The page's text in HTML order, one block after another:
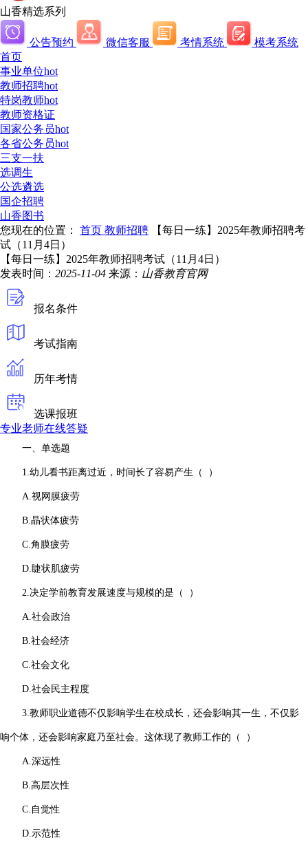
山香精选系列
公告预约 微信客服 考情系统
模考系统
首页
事业单位hot
教师招聘hot
特岗教师hot
教师资格证
国家公务员hot
各省公务员hot
三支一扶
选调生
公选遴选
国企招聘
山香图书
您现在的位置： 首页 教师招聘
【每日一练】2025年教师招聘考
试（11月4日）
【每日一练】2025年教师招聘考试（11月4日）
发表时间： 2025-11-04 来源： 山香教育官网
报名条件
考试指南
历年考情
选课报班
专业老师在线答疑
一、单选题
1.幼儿看书距离过近，时间长了容易产生（ ）
A.视网膜疲劳
B.晶状体疲劳
C.角膜疲劳
D.睫状肌疲劳
2.决定学前教育发展速度与规模的是（ ）
A.社会政治
B.社会经济
C.社会文化
D.社会民主程度
3.教师职业道德不仅影响学生在校成长，还会影响其一生，不仅影
响个体，还会影响家庭乃至社会。这体现了教师工作的（ ）
A.深远性
B.高层次性
C.自觉性
D.示范性